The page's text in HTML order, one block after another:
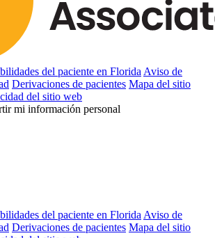
del paciente en Florida Aviso de
Derivaciones de pacientes Mapa del sitio
del sitio web
mi información personal
del paciente en Florida Aviso de
Derivaciones de pacientes Mapa del sitio